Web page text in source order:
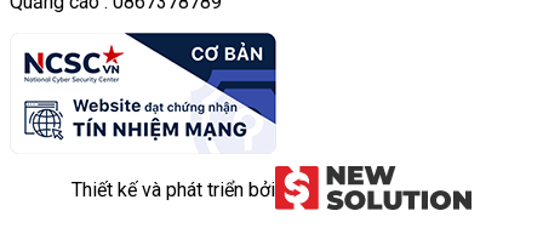
Thiết kế và phát triển bởi